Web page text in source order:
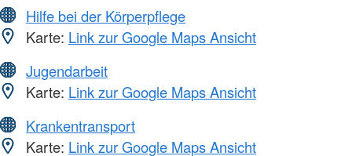
Hilfe bei der Körperpflege
Karte: Link zur Google Maps Ansicht
Jugendarbeit
Karte: Link zur Google Maps Ansicht
Krankentransport
Karte: Link zur Google Maps Ansicht